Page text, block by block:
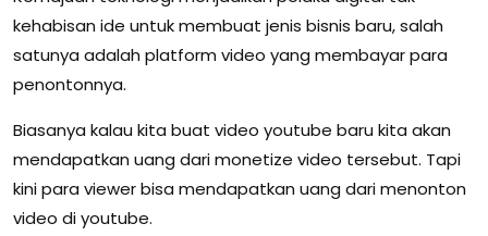
kehabisan ide untuk membuat jenis bisnis baru, salah
satunya adalah platform video yang membayar para
penontonnya.
Biasanya kalau kita buat video youtube baru kita akan
mendapatkan uang dari monetize video tersebut. Tapi
kini para viewer bisa mendapatkan uang dari menonton
video di youtube.